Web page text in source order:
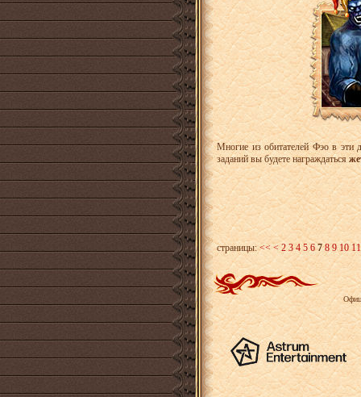
Многие из обитателей Фэо в эти
заданий вы будете награждаться
страницы: << < 2 3 4 5 6 7 8 9 10 11